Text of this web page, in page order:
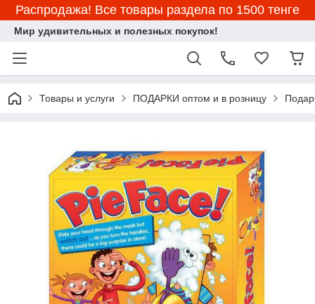
Распродажа! Все товары раздела по 1500 тенге
Мир удивительных и полезных покупок!
Товары и услуги ПОДАРКИ оптом и в розницу